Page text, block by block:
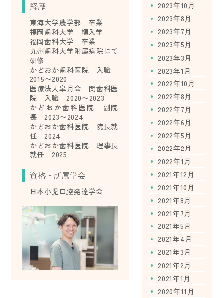
経歴
東海大学農学部 卒業
福岡歯科大学 編入学
福岡歯科大学 卒業
九州歯科大学附属病院にて
研修
かどおか歯科医院 入職
2015〜2020
医療法人皐月会 関歯科医
院 入職 2020〜2023
かどおか歯科医院 副院
長 2023〜2024
かどおか歯科医院 院長就
任 2024
かどおか歯科医院 理事長
就任 2025
資格・所属学会
日本小児口腔発達学会
2023年10月
2023年8月
2023年7月
2023年5月
2023年3月
2023年1月
2022年10月
2022年8月
2022年7月
2022年6月
2022年5月
2022年2月
2022年1月
2021年12月
2021年10月
2021年8月
2021年7月
2021年5月
2021年4月
2021年3月
2021年2月
2021年1月
2020年11月